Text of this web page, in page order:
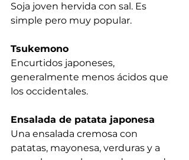
Soja joven hervida con sal. Es
simple pero muy popular.
Tsukemono
Encurtidos japoneses,
generalmente menos ácidos que
los occidentales.
Ensalada de patata japonesa
Una ensalada cremosa con
patatas, mayonesa, verduras y a